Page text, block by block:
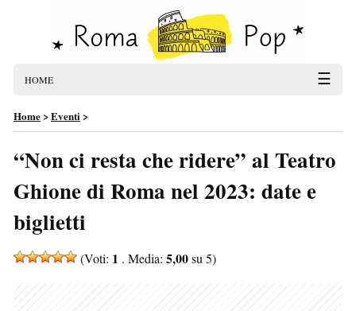
HOME ☰
Home>Eventi>
“Non ci resta che ridere” al Teatro
Ghione di Roma nel 2023: date e
biglietti
(Voti: 1 . Media: 5,00su 5)